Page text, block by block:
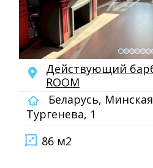
Действующий
ROOM
Беларусь,
Тургенева, 1
86 м2